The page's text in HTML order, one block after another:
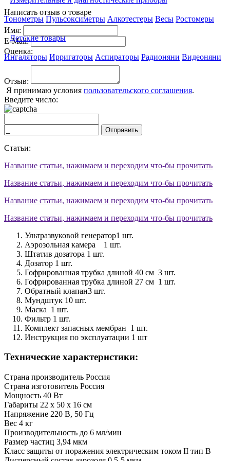
Тонометры Пульсоксиметры Алкотестеры Весы Ростомеры
Детские товары
Ингаляторы Ирригаторы Аспираторы Радионяни Видеоняни
Написать отзыв о товаре
Имя:
E-Mail:
Оценка:
Отзыв:
Я принимаю условия пользовательского соглашения.
Введите число:
Отправить
Статьи:
Название статьи, нажимаем и переходим что-бы прочитать
Название статьи, нажимаем и переходим что-бы прочитать
Название статьи, нажимаем и переходим что-бы прочитать
Название статьи, нажимаем и переходим что-бы прочитать
Ультразвуковой генератор1 шт.
Аэрозольная камера 1 шт.
Штатив дозатора 1 шт.
Дозатор 1 шт.
Гофрированная трубка длиной 40 см 3 шт.
Гофрированная трубка длиной 27 см 1 шт.
Обратный клапан3 шт.
Мундштук 10 шт.
Маска 1 шт.
Фильтр 1 шт.
Комплект запасных мембран 1 шт.
Инструкция по эксплуатации 1 шт
Технические характеристики:
Страна производитель Россия
Страна изготовитель Россия
Мощность 40 Вт
Габариты 22 х 50 х 16 см
Напряжение 220 В, 50 Гц
Вес 4 кг
Производительность до 6 мл/мин
Размер частиц 3,94 мкм
Класс защиты от поражения электрическим током II тип В